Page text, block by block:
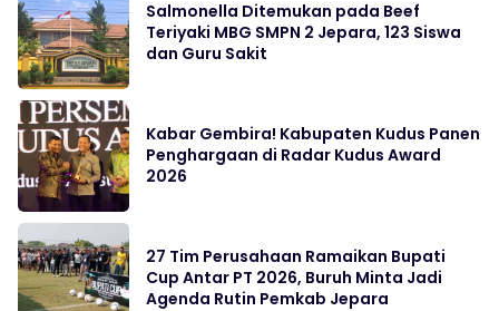
Salmonella Ditemukan pada Beef
Teriyaki MBG SMPN 2 Jepara, 123 Siswa
dan Guru Sakit
Kabar Gembira! Kabupaten Kudus Panen
Penghargaan di Radar Kudus Award
2026
27 Tim Perusahaan Ramaikan Bupati
Cup Antar PT 2026, Buruh Minta Jadi
Agenda Rutin Pemkab Jepara